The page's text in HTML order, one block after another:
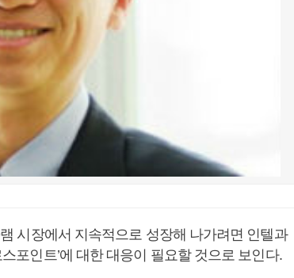
시장에서 지속적으로 성장해 나가려면 인텔과
포인트’에 대한 대응이 필요할 것으로 보인다.